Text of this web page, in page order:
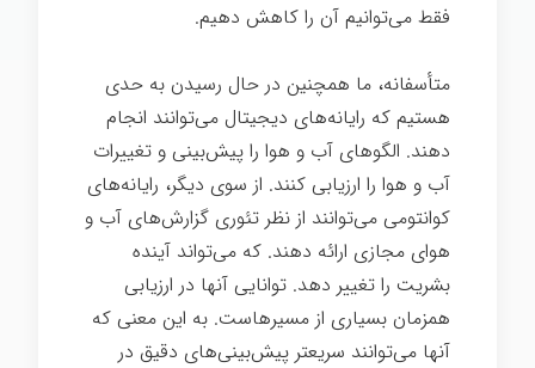
فقط می‌توانیم آن را کاهش دهیم.
متأسفانه، ما همچنین در حال رسیدن به حدی
هستیم که رایانه‌های دیجیتال می‌توانند انجام
دهند. الگوهای آب و هوا را پیش‌بینی و تغییرات
آب و هوا را ارزیابی کنند. از سوی دیگر، رایانه‌های
کوانتومی می‌توانند از نظر تئوری گزارش‌های آب و
هوای مجازی ارائه دهند. که می‌تواند آینده
بشریت را تغییر دهد. توانایی آنها در ارزیابی
همزمان بسیاری از مسیرهاست. به این معنی که
آنها می‌توانند سریعتر پیش‌بینی‌های دقیق در